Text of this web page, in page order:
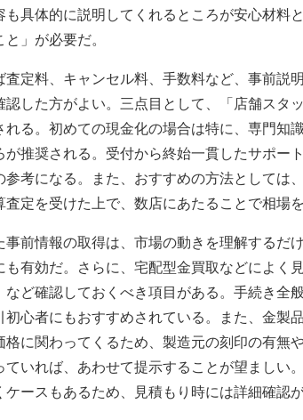
も具体的に説明してくれるところが安心材料
と」が必要だ。
査定料、キャンセル料、手数料など、事前説
認した方がよい。三点目として、「店舗スタ
れる。初めての現金化の場合は特に、専門知
が推奨される。受付から終始一貫したサポー
参考になる。また、おすすめの方法としては
査定を受けた上で、数店にあたることで相場
事前情報の取得は、市場の動きを理解するだ
も有効だ。さらに、宅配型金買取などによく
など確認しておくべき項目がある。手続き全
初心者にもおすすめされている。また、金製
格に関わってくるため、製造元の刻印の有無
ていれば、あわせて提示することが望ましい
ケースもあるため、見積もり時には詳細確認が